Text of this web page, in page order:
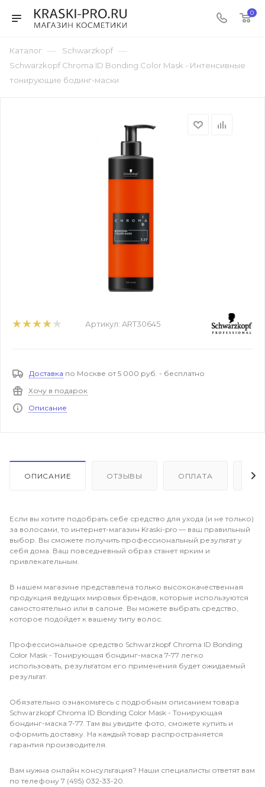
0
Каталог — Schwarzkopf —
Schwarzkopf Chroma ID Bonding Color Mask - Интенсивные
тонирующие бодинг-маски
Артикул: ART30645
Доставка по Москве от 5 000 руб. - бесплатно
Хочу в подарок
Описание
ОПИСАНИЕ ОТЗЫВЫ ОПЛАТА
Если вы хотите подобрать себе средство для ухода (и не только)
за волосами, то интернет-магазин Kraski-pro — ваш правильный
выбор. Вы сможете получить профессиональный результат у
себя дома. Ваш повседневный образ станет ярким и
привлекательным.
В нашем магазине представлена только высококачественная
продукция ведущих мировых брендов, которые используются
самостоятельно или в салоне. Вы можете выбрать средство,
которое подойдет к вашему типу волос.
Профессиональное средство Schwarzkopf Chroma ID Bonding
Color Mask - Тонирующая бондинг-маска 7-77 легко
использовать, результатом его применения будет ожидаемый
результат.
Обязательно ознакомьтесь с подробным описанием товара
Schwarzkopf Chroma ID Bonding Color Mask - Тонирующая
бондинг-маска 7-77. Там вы увидите фото, сможете купить и
оформить доставку. На каждый товар распространяется
гарантия производителя.
Вам нужна онлайн консультация? Наши специалисты ответят вам
по телефону 7 (495) 032-33-20.